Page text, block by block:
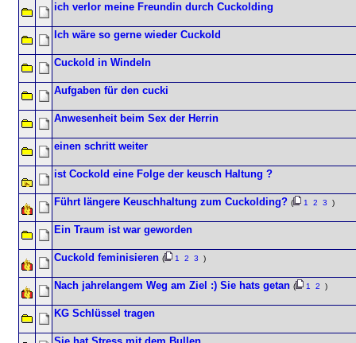
ich verlor meine Freundin durch Cuckolding
Ich wäre so gerne wieder Cuckold
Cuckold in Windeln
Aufgaben für den cucki
Anwesenheit beim Sex der Herrin
einen schritt weiter
ist Cockold eine Folge der keusch Haltung ?
Führt längere Keuschhaltung zum Cuckolding? ( 1 2 3 )
Ein Traum ist war geworden
Cuckold feminisieren ( 1 2 3 )
Nach jahrelangem Weg am Ziel :) Sie hats getan ( 1 2 )
KG Schlüssel tragen